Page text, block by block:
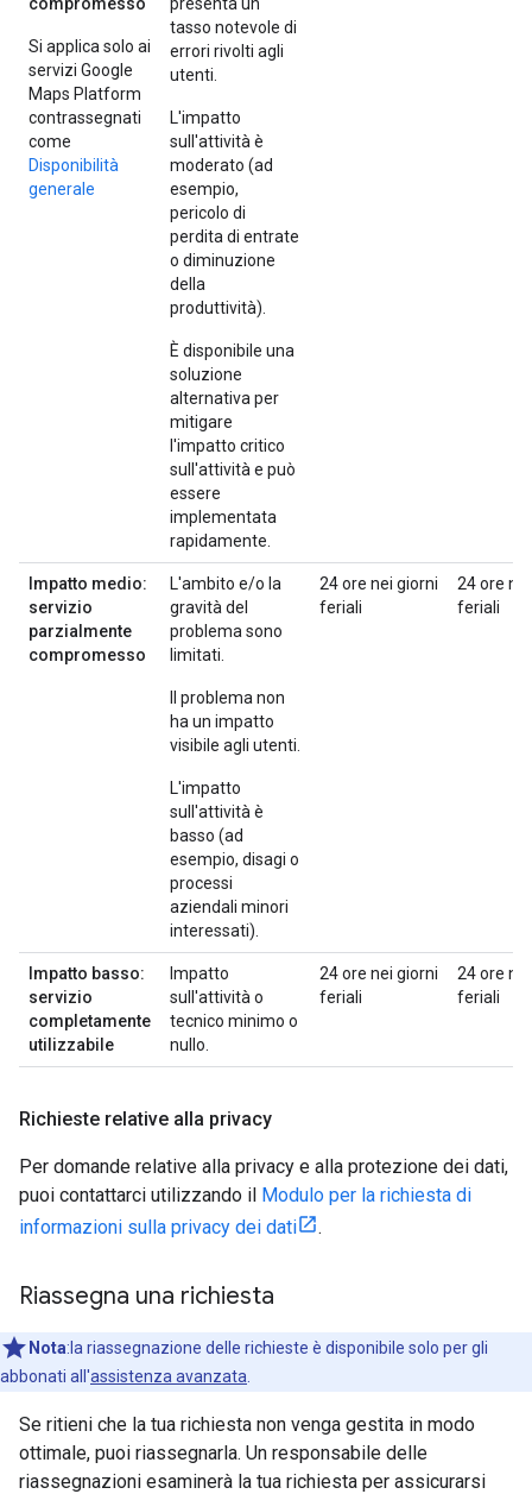
Si applica solo ai
servizi Google
Maps Platform
contrassegnati
come
Disponibilità
generale
tasso notevole di
errori rivolti agli
utenti.
L'impatto
sull'attività è
moderato (ad
esempio,
pericolo di
perdita di entrate
o diminuzione
della
produttività).
È disponibile una
soluzione
alternativa per
mitigare
l'impatto critico
sull'attività e può
essere
implementata
rapidamente.
Impatto medio:
servizio
parzialmente
compromesso
L'ambito e/o la
gravità del
problema sono
limitati.
Il problema non
ha un impatto
visibile agli utenti.
L'impatto
sull'attività è
basso (ad
esempio, disagi o
processi
aziendali minori
interessati).
24 ore nei giorni
feriali
24 ore
feriali
Impatto basso:
servizio
completamente
utilizzabile
Impatto
sull'attività o
tecnico minimo o
nullo.
24 ore nei giorni
feriali
24 ore
feriali
Richieste relative alla privacy
Per domande relative alla privacy e alla protezione dei dati,
puoi contattarci utilizzando il Modulo per la richiesta di
informazioni sulla privacy dei dati
.
Riassegna una richiesta
Nota:la riassegnazione delle richieste è disponibile solo per gli
abbonati all'assistenza avanzata
Se ritieni che la tua richiesta non venga gestita in modo
ottimale, puoi riassegnarla. Un responsabile delle
riassegnazioni esaminerà la tua richiesta per assicurarsi